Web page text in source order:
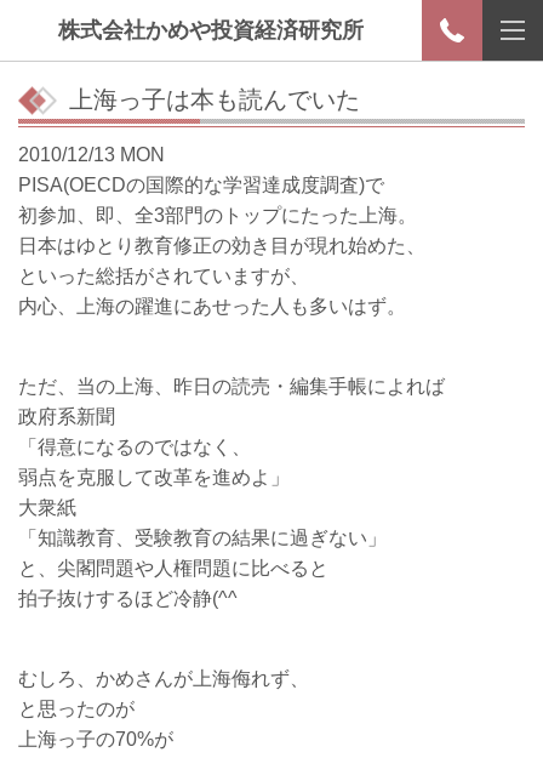
株式会社かめや投資経済研究所
上海っ子は本も読んでいた
2010/12/13 MON
PISA(OECDの国際的な学習達成度調査)で
初参加、即、全3部門のトップにたった上海。
日本はゆとり教育修正の効き目が現れ始めた、
といった総括がされていますが、
内心、上海の躍進にあせった人も多いはず。
ただ、当の上海、昨日の読売・編集手帳によれば
政府系新聞
「得意になるのではなく、
弱点を克服して改革を進めよ」
大衆紙
「知識教育、受験教育の結果に過ぎない」
と、尖閣問題や人権問題に比べると
拍子抜けするほど冷静(^^ゞ
むしろ、かめさんが上海侮れず、
と思ったのが
上海っ子の70%が